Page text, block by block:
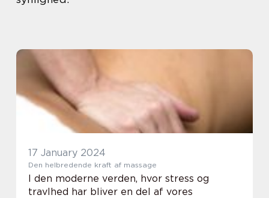
17 January 2024
Den helbredende kraft af massage
I den moderne verden, hvor stress og
travlhed har bliver en del af vores